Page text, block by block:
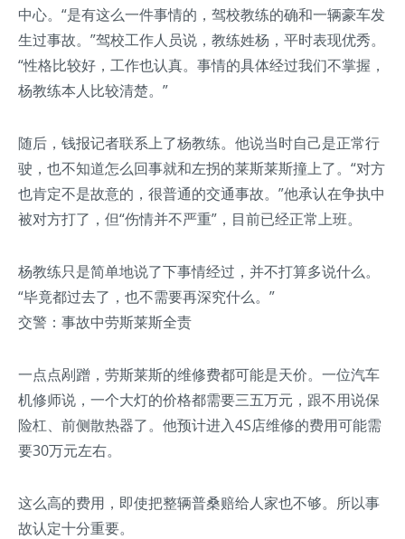
中心。“是有这么一件事情的，驾校教练的确和一辆豪车发
生过事故。”驾校工作人员说，教练姓杨，平时表现优秀。
“性格比较好，工作也认真。事情的具体经过我们不掌握，
杨教练本人比较清楚。”
随后，钱报记者联系上了杨教练。他说当时自己是正常行
驶，也不知道怎么回事就和左拐的莱斯莱斯撞上了。“对方
也肯定不是故意的，很普通的交通事故。”他承认在争执中
被对方打了，但“伤情并不严重”，目前已经正常上班。
杨教练只是简单地说了下事情经过，并不打算多说什么。
“毕竟都过去了，也不需要再深究什么。”
交警：事故中劳斯莱斯全责
一点点剐蹭，劳斯莱斯的维修费都可能是天价。一位汽车
机修师说，一个大灯的价格都需要三五万元，跟不用说保
险杠、前侧散热器了。他预计进入4S店维修的费用可能需
要30万元左右。
这么高的费用，即使把整辆普桑赔给人家也不够。所以事
故认定十分重要。